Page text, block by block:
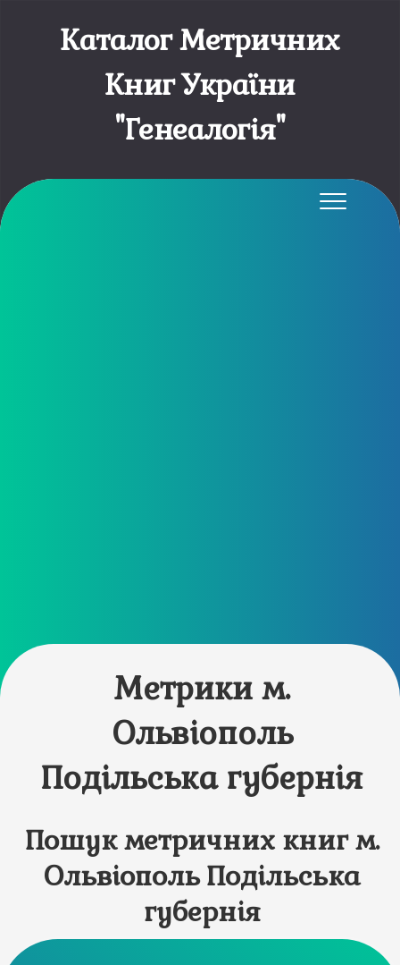
Каталог Метричних
Книг України
"Генеалогія"
Метрики м.
Ольвіополь
Подільська губернія
Пошук метричних книг м.
Ольвіополь Подільська
губернія